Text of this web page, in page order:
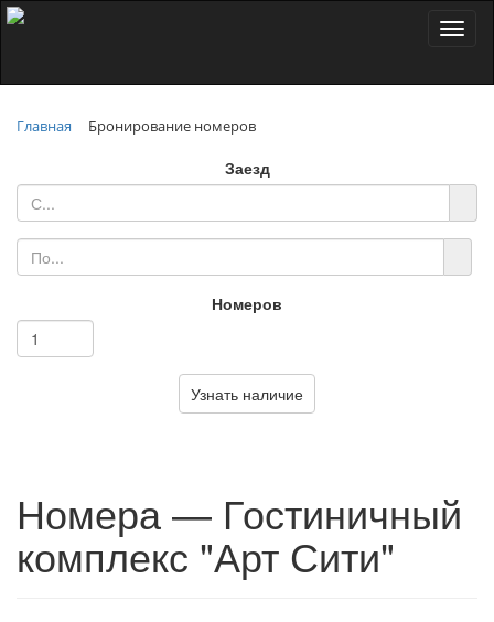
Главная Бронирование номеров
Заезд
Номеров
Узнать наличие
Номера — Гостиничный
комплекс "Арт Сити"